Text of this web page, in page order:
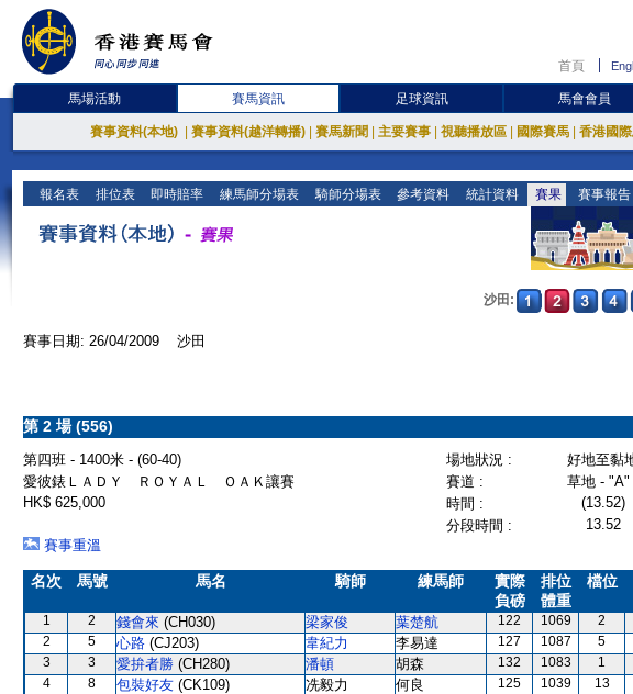
首頁
馬場活動 賽馬資訊 足球資訊 馬會會員
賽事資料(本地) 賽事資料(越洋轉播) 賽馬新聞 主要賽事 視聽播放區 國際賽馬 香港國
報名表 排位表 即時賠率 練馬師分場表 騎師分場表 參考資料 統計資料 賽果 賽事報告
沙田:
賽事日期: 26/04/2009 沙田
第 2 場 (556)
第四班 - 1400米 - (60-40) 場地狀況 :
好地至黏
愛彼錶ＬＡＤＹ ＲＯＹＡＬ ＯＡＫ讓賽
賽道 :
草地 - "A"
HK$ 625,000
時間 : (13.52)
分段時間 :
13.52
賽事重溫
名次 馬號 馬名 騎師 練馬師
實際
負磅
排位
體重
檔位
1 2 錢會來 (CH030) 梁家俊 葉楚航 122 1069 2
2
5 心路 (CJ203) 韋紀力 李易達 127 1087 5
3
3 愛拚者勝 (CH280) 潘頓 胡森 132 1083 1
4
8 包裝好友 (CK109) 冼毅力 何良 125 1039 13